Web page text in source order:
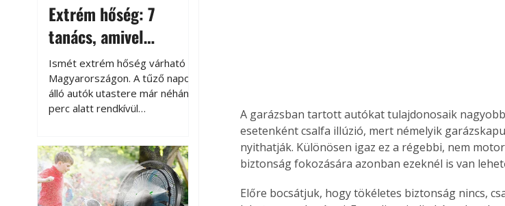
Extrém hőség: 7
tanács, amivel
megóvhatjuk
autónkat a nyári
károktól
Ismét extrém hőség várható
Magyarországon. A tűző napon
álló autók utastere már néhány
perc alatt rendkívül
megközelítheti. Ez nemcsak a
beszállást teszi kellemetlenné,
hanem az autó állapotára és a
benne hagyott tárgyakra is
A garázsban tartott autókat tulajdonosaik
esetenként csalfa illúzió, mert némelyik
nyithatják. Különösen igaz ez a régebbi, nem
biztonság fokozására azonban ezeknél is van
Előre bocsátjuk, hogy tökéletes biztonság nincs,